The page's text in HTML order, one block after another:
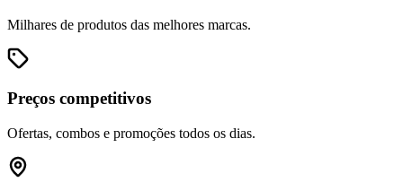
Milhares de produtos das melhores marcas.
Preços competitivos
Ofertas, combos e promoções todos os dias.